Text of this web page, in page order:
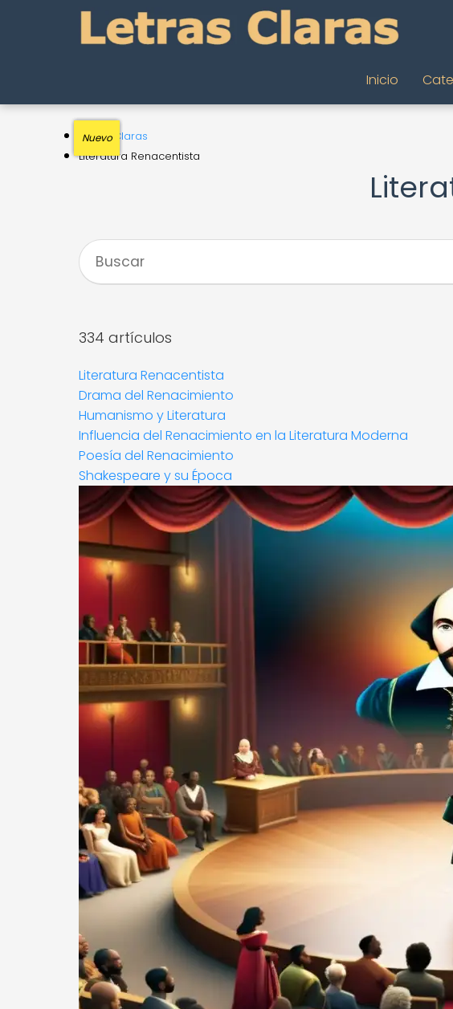
Inicio
Letras Claras
Literatura Renacentista
334 artículos
Literatura Renacentista
Drama del Renacimiento
Humanismo y Literatura
Influencia del Renacimiento en la Literatura Moderna
Poesía del Renacimiento
Shakespeare y su Época
Nuevo
Nuevo
Nuevo
Nuevo
Nuevo